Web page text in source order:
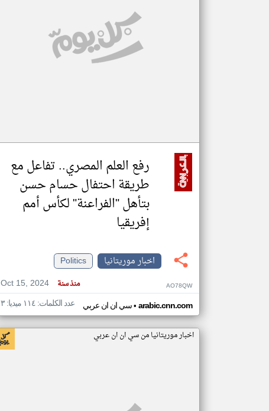
رفع العلم المصري.. تفاعل مع
طريقة احتفال حسام حسن
بتأهل "الفراعنة" لكأس أمم
إفريقيا
اخبار موريتانيا
Politics
Oct 15, 2024
منذ سنة AO78QW
سي ان ان عربي• arabic.cnn.com عدد الكلمات: ١١٤ ميديا: ٣
اخبار موريتانيا من سي ان ان عربي